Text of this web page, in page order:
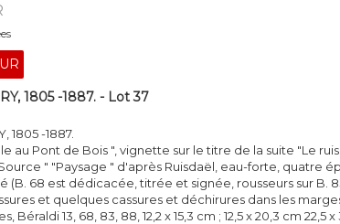
1805 -1887. - Lot 37
1805 -1887.
au Pont de Bois ", vignette sur le titre de la suite "Le
" "Paysage " d'après Ruisdaël, eau-forte, quatre
(B. 68 est dédicacée, titrée et signée, rousseurs sur B.
et quelques cassures et déchirures dans les
Béraldi 13, 68, 83, 88, 12,2 x 15,3 cm ; 12,5 x 20,3 cm 22,5 x